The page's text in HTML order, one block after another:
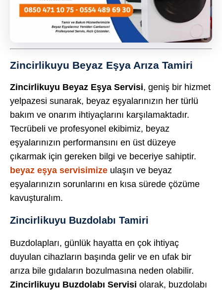
Zincirlikuyu Beyaz Eşya Arıza Tamiri
Zincirlikuyu Beyaz Eşya Servisi, geniş bir hizmet
yelpazesi sunarak, beyaz eşyalarınızın her türlü
bakım ve onarım ihtiyaçlarını karşılamaktadır.
Tecrübeli ve profesyonel ekibimiz, beyaz
eşyalarınızın performansını en üst düzeye
çıkarmak için gereken bilgi ve beceriye sahiptir.
beyaz eşya servisimize ulaşın ve beyaz
eşyalarınızın sorunlarını en kısa sürede çözüme
kavuşturalım.
Zincirlikuyu Buzdolabı Tamiri
Buzdolapları, günlük hayatta en çok ihtiyaç
duyulan cihazların başında gelir ve en ufak bir
arıza bile gıdaların bozulmasına neden olabilir.
Zincirlikuyu Buzdolabı Servisi olarak, buzdolabı